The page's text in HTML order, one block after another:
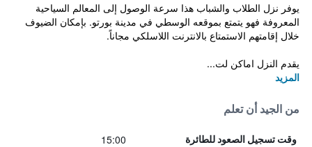
يوفر نزل الطلاب والشباب هذا سرعة الوصول إلى المعالم السياحية
المعروفة فهو يتمتع بموقعه الوسطي في مدينة بورتو. بإمكان الضيوف
خلال إقامتهم الاستمتاع بالانترنت اللاسلكي مجاناً.
يقدم النزل اماكن لت...
المزيد
من الجيد أن تعلم
وقت تسجيل الصعود للطائرة 15:00